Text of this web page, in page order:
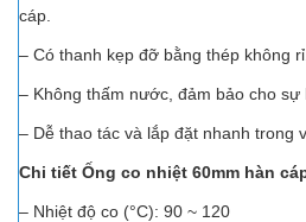
cáp.
– Có thanh kẹp đỡ bằng thép không rỉ.
– Không thấm nước, đảm bảo cho sự
– Dễ thao tác và lắp đặt nhanh trong
Chi tiết Ống co nhiệt 60mm hàn
– Nhiệt độ co (°C): 90 ~ 120